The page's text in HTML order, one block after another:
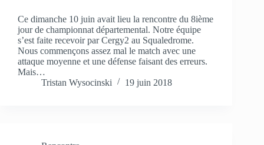
Ce dimanche 10 juin avait lieu la rencontre du 8ième
jour de championnat départemental. Notre équipe
s’est faite recevoir par Cergy2 au Squaledrome.
Nous commençons assez mal le match avec une
attaque moyenne et une défense faisant des erreurs.
Mais…
Tristan Wysocinski
19 juin 2018